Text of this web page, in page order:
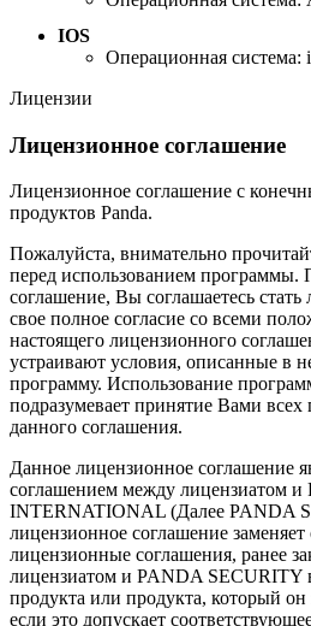
IOS
Операционная
Лицензии
Лицензионное соглашение
Лицензионное соглашение с
продуктов Panda.
Пожалуйста, внимательно
перед использованием программы.
соглашение, Вы соглашаетесь
свое полное согласие со всеми
настоящего лицензионного
устраивают условия, описанные в
программу. Использование
подразумевает принятие Вами
данного соглашения.
Данное лицензионное соглашение
соглашением между лицензиатом
INTERNATIONAL (Далее PANDA
лицензионное соглашение
лицензионные соглашения, ранее
лицензиатом и PANDA SECURITY
продукта или продукта, который он
если это допускает